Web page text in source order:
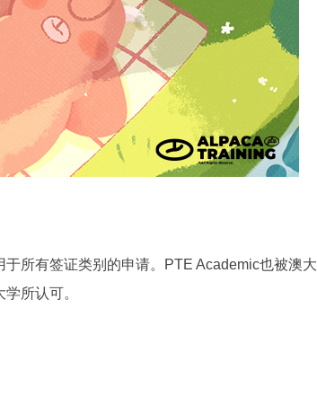
所有签证类别的申请。PTE Academic也被澳大
所认可。